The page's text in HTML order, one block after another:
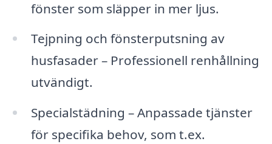
fönster som släpper in mer ljus.
Tejpning och fönsterputsning av
husfasader – Professionell renhållning
utvändigt.
Specialstädning – Anpassade tjänster
för specifika behov, som t.ex.